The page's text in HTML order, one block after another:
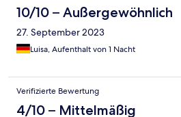
10/10 – Außergewöhnlich
27. September 2023
Luisa, Aufenthalt von 1 Nacht
Verifizierte Bewertung
4/10 – Mittelmäßig